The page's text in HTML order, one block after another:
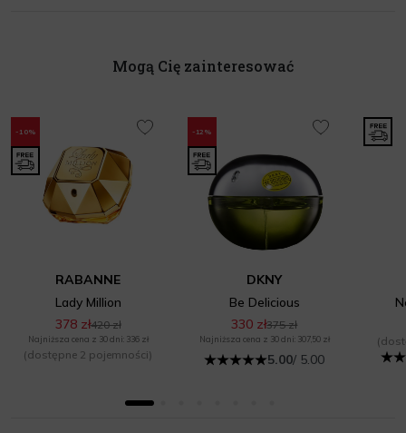
Mogą Cię zainteresować
-10%
RABANNE
Lady Million
378 zł420 zł
Najniższa cena z 30 dni: 336 zł
(dostępne 2 pojemności)
-12%
DKNY
Be Delicious
330 zł375 zł
Najniższa cena z 30 dni: 307,50 zł
5.00/ 5.00